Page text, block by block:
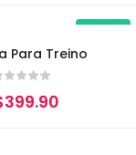
Para Treino
399.90